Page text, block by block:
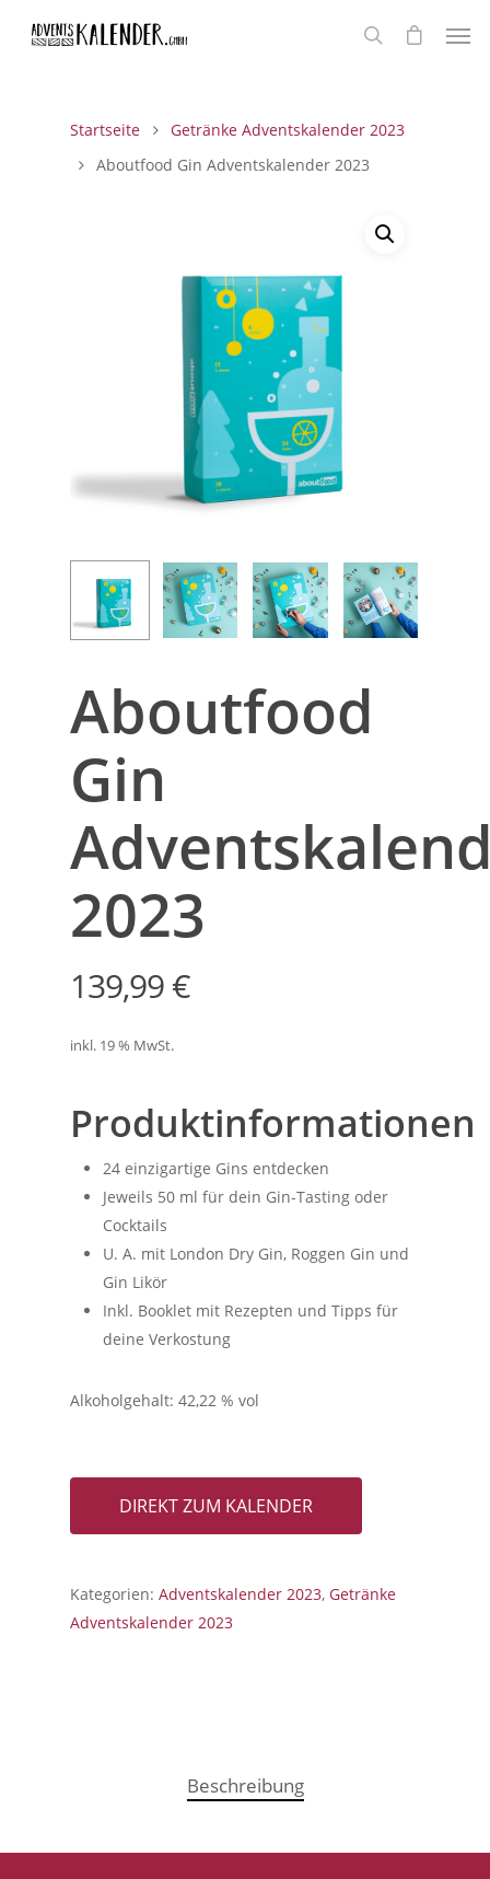
Startseite
Getränke Adventskalender 2023
Aboutfood Gin Adventskalender 2023
Aboutfood
Gin
2023
139,99€
inkl. 19 % MwSt.
Produktinformationen
24 einzigartige Gins entdecken
Jeweils 50 ml für dein Gin-Tasting oder
Cocktails
U. A. mit London Dry Gin, Roggen Gin und
Gin Likör
Inkl. Booklet mit Rezepten und Tipps für
deine Verkostung
Alkoholgehalt: 42,22 % vol
DIREKT ZUM KALENDER
Kategorien: Adventskalender 2023, Getränke
Adventskalender 2023
Beschreibung